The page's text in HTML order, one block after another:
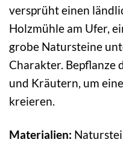
versprüht einen
Holzmühle am Ufer,
grobe Natursteine
Charakter. Bepflanze
und Kräutern, um
kreieren.
Materialien: